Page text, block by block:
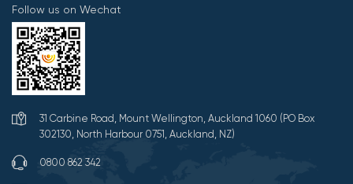
Follow us on Wechat
31 Carbine Road, Mount Wellington, Auckland 1060 (PO Box
302130, North Harbour 0751, Auckland, NZ)
0800 862 342